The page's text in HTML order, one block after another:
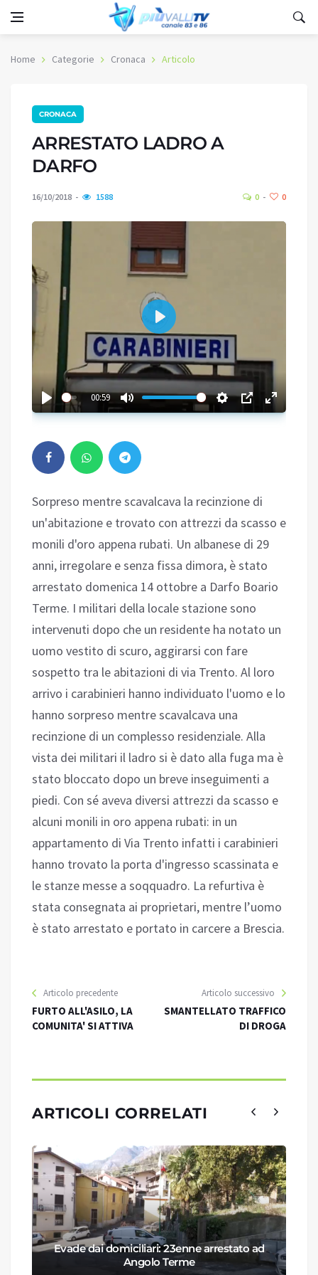
Home Categorie Cronaca Articolo
CRONACA
ARRESTATO LADRO A
DARFO
16/10/2018 1588 0 0
00:59
Play
Sorpreso mentre scavalcava la recinzione di
un'abitazione e trovato con attrezzi da scasso e
monili d'oro appena rubati. Un albanese di 29
anni, irregolare e senza fissa dimora, è stato
arrestato domenica 14 ottobre a Darfo Boario
Terme. I militari della locale stazione sono
intervenuti dopo che un residente ha notato un
uomo vestito di scuro, aggirarsi con fare
sospetto tra le abitazioni di via Trento. Al loro
arrivo i carabinieri hanno individuato l'uomo e lo
hanno sorpreso mentre scavalcava una
recinzione di un complesso residenziale. Alla
vista dei militari il ladro si è dato alla fuga ma è
stato bloccato dopo un breve inseguimenti a
piedi. Con sé aveva diversi attrezzi da scasso e
alcuni monili in oro appena rubati: in un
appartamento di Via Trento infatti i carabinieri
hanno trovato la porta d'ingresso scassinata e
le stanze messe a soqquadro. La refurtiva è
stata consegnata ai proprietari, mentre l’uomo
è stato arrestato e portato in carcere a Brescia.
Articolo precedente
FURTO ALL'ASILO, LA
COMUNITA' SI ATTIVA
Articolo successivo
SMANTELLATO TRAFFICO
DI DROGA
ARTICOLI CORRELATI
Evade dai domiciliari: 23enne arrestato ad
Angolo Terme